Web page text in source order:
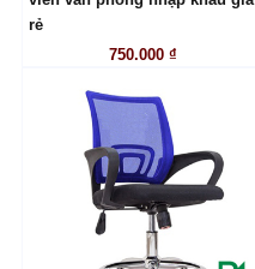
rẻ
750.000 ₫